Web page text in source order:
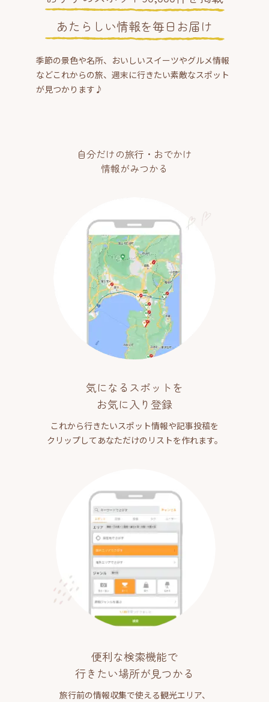
あたらしい情報を毎日お届け
季節の景色や名所、おいしいスイーツやグルメ情報
などこれからの旅、週末に行きたい素敵なスポット
が見つかります♪
自分だけの旅行・おでかけ
情報がみつかる
気になるスポットを
お気に入り登録
これから行きたいスポット情報や記事投稿を
クリップしてあなただけのリストを作れます。
便利な検索機能で
行きたい場所が見つかる
旅行前の情報収集で使える観光エリア、